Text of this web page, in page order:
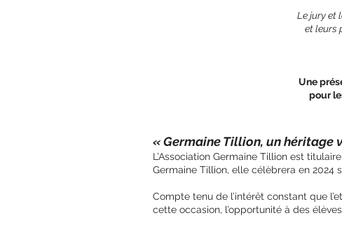
Le jury et
et leurs
Une
pour
« Germaine Tillion, un héritage
L’Association Germaine Tillion est
Germaine Tillion, elle célèbrera en 2024
Compte tenu de l’intérêt constant que
cette occasion, l’opportunité à des